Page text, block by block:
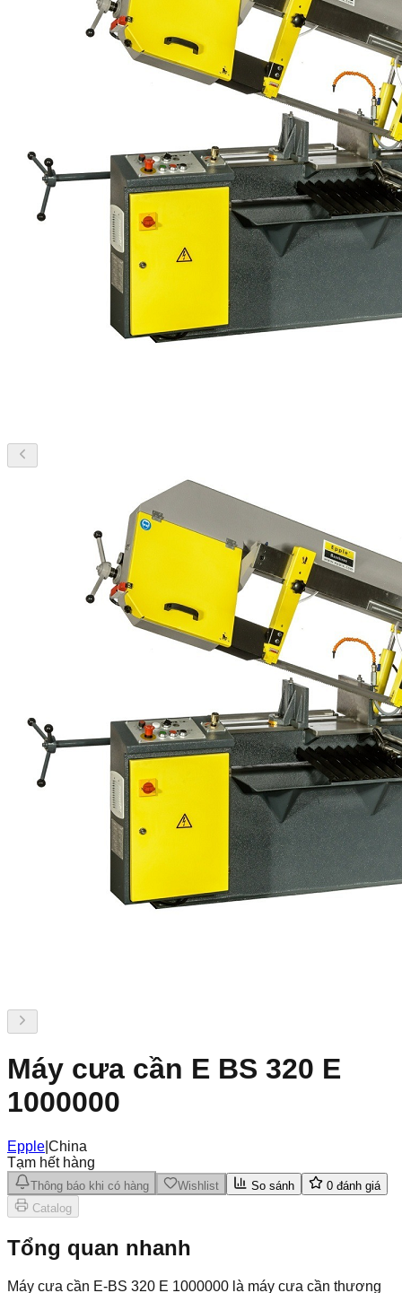
Máy cưa cần E BS 320 E
1000000
Epple China
Tạm hết hàng
Thông báo khi có hàng Wishlist So sánh 0 đánh giá
Catalog
Tổng quan nhanh
Máy cưa cần E-BS 320 E 1000000 là máy cưa cần thương